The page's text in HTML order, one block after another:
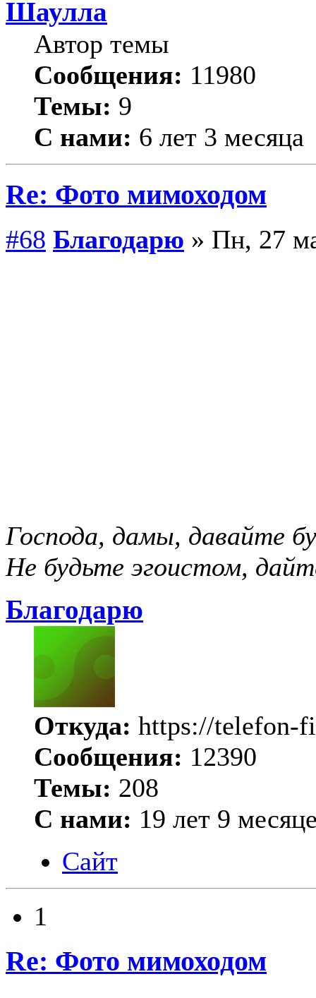
Шаулла
Автор темы
Сообщения: 11980
Темы: 9
С нами: 6 лет 3 месяца
Re: Фото мимоходом
#68 Благодарю » Пн, 27
Господа, дамы, давайте
Не будьте эгоистом,
Благодарю
Откуда: https://telefon-
Сообщения: 12390
Темы: 208
С нами: 19 лет 9
Сайт
1
Re: Фото мимоходом